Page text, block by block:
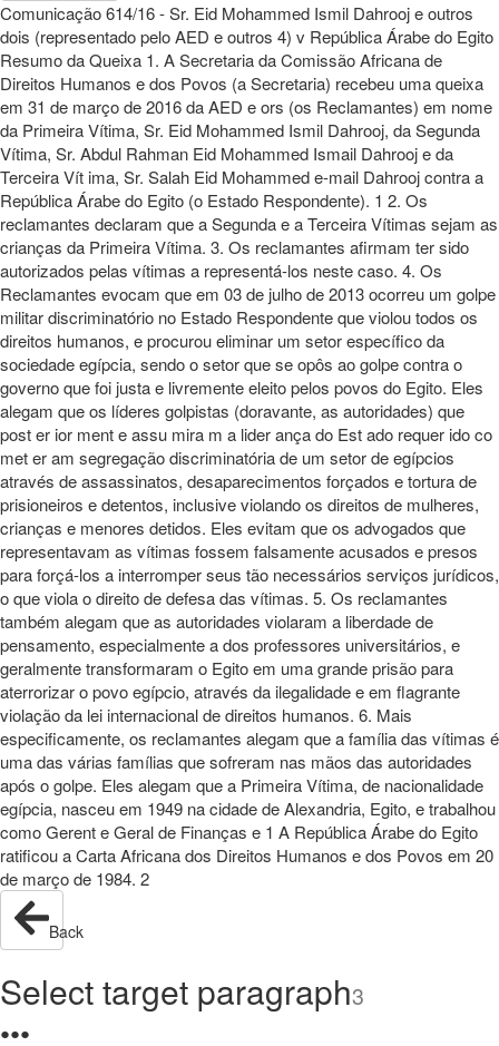
Comunicação 614/16 - Sr. Eid Mohammed Ismil Dahrooj e outros
dois (representado pelo AED e outros 4) v República Árabe do Egito
Resumo da Queixa 1. A Secretaria da Comissão Africana de
Direitos Humanos e dos Povos (a Secretaria) recebeu uma queixa
em 31 de março de 2016 da AED e ors (os Reclamantes) em nome
da Primeira Vítima, Sr. Eid Mohammed Ismil Dahrooj, da Segunda
Vítima, Sr. Abdul Rahman Eid Mohammed Ismail Dahrooj e da
Terceira Vít ima, Sr. Salah Eid Mohammed e-mail Dahrooj contra a
República Árabe do Egito (o Estado Respondente). 1 2. Os
reclamantes declaram que a Segunda e a Terceira Vítimas sejam as
crianças da Primeira Vítima. 3. Os reclamantes afirmam ter sido
autorizados pelas vítimas a representá-los neste caso. 4. Os
Reclamantes evocam que em 03 de julho de 2013 ocorreu um golpe
militar discriminatório no Estado Respondente que violou todos os
direitos humanos, e procurou eliminar um setor específico da
sociedade egípcia, sendo o setor que se opôs ao golpe contra o
governo que foi justa e livremente eleito pelos povos do Egito. Eles
alegam que os líderes golpistas (doravante, as autoridades) que
post er ior ment e assu mira m a lider ança do Est ado requer ido co
met er am segregação discriminatória de um setor de egípcios
através de assassinatos, desaparecimentos forçados e tortura de
prisioneiros e detentos, inclusive violando os direitos de mulheres,
crianças e menores detidos. Eles evitam que os advogados que
representavam as vítimas fossem falsamente acusados e presos
para forçá-los a interromper seus tão necessários serviços jurídicos,
o que viola o direito de defesa das vítimas. 5. Os reclamantes
também alegam que as autoridades violaram a liberdade de
pensamento, especialmente a dos professores universitários, e
geralmente transformaram o Egito em uma grande prisão para
aterrorizar o povo egípcio, através da ilegalidade e em flagrante
violação da lei internacional de direitos humanos. 6. Mais
especificamente, os reclamantes alegam que a família das vítimas é
uma das várias famílias que sofreram nas mãos das autoridades
após o golpe. Eles alegam que a Primeira Vítima, de nacionalidade
egípcia, nasceu em 1949 na cidade de Alexandria, Egito, e trabalhou
como Gerent e Geral de Finanças e 1 A República Árabe do Egito
ratificou a Carta Africana dos Direitos Humanos e dos Povos em 20
de março de 1984. 2
Back
Select target paragraph3
●●●